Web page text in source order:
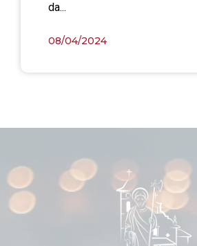
da...
08/04/2024